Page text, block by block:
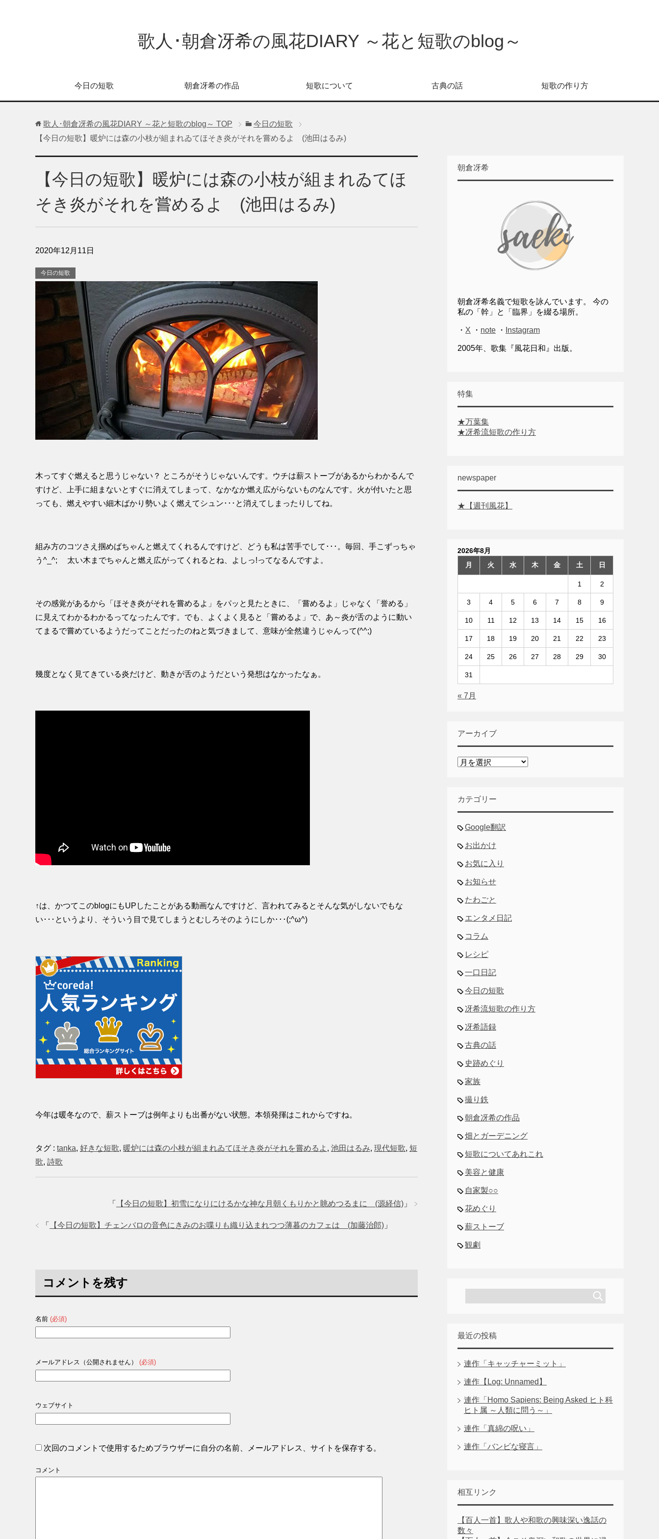
歌人･朝倉冴希の風花DIARY ～花と短歌のblog～
今日の短歌 朝倉冴希の作品 短歌について 古典の話 短歌の作り方
歌人･朝倉冴希の風花DIARY ～花と短歌のblog～ TOP
今日の短歌
【今日の短歌】暖炉には森の小枝が組まれゐてほそき炎がそれを嘗めるよ (池田はるみ)
【今日の短歌】暖炉には森の小枝が組まれゐてほ
そき炎がそれを嘗めるよ (池田はるみ)
2020年12月11日
今日の短歌
木ってすぐ燃えると思うじゃない？ ところがそうじゃないんです。ウチは薪ストーブがあるからわかるんで
すけど、上手に組まないとすぐに消えてしまって、なかなか燃え広がらないものなんです。火が付いたと思
っても、燃えやすい細木ばかり勢いよく燃えてシュン･･･と消えてしまったりしてね。
組み方のコツさえ掴めばちゃんと燃えてくれるんですけど、どうも私は苦手でして･･･。毎回、手こずっちゃ
う^_^; 太い木までちゃんと燃え広がってくれるとね、よしっ!ってなるんですよ。
その感覚があるから「ほそき炎がそれを嘗めるよ」をパッと見たときに、「嘗めるよ」じゃなく「誉める」
に見えてわかるわかるってなったんです。でも、よくよく見ると「嘗めるよ」で、あ～炎が舌のように動い
てまるで嘗めているようだってことだったのねと気づきまして、意味が全然違うじゃんって(^^;)
幾度となく見てきている炎だけど、動きが舌のようだという発想はなかったなぁ。
↑は、かつてこのblogにもUPしたことがある動画なんですけど、言われてみるとそんな気がしないでもな
い･･･というより、そういう目で見てしまうとむしろそのようにしか･･･(;^ω^)
今年は暖冬なので、薪ストーブは例年よりも出番がない状態。本領発揮はこれからですね。
タグ : tanka, 好きな短歌, 暖炉には森の小枝が組まれゐてほそき炎がそれを嘗めるよ , 池田はるみ, 現代短歌, 短
歌, 詩歌
「 【今日の短歌】初雪になりにけるかな神な月朝くもりかと眺めつるまに (源経信) 」
「 【今日の短歌】チェンバロの音色にきみのお喋りも織り込まれつつ薄暮のカフェは (加藤治郎) 」
コメントを残す
名前 (必須)
メールアドレス（公開されません） (必須)
ウェブサイト
次回のコメントで使用するためブラウザーに自分の名前、メールアドレス、サイトを保存する。
コメント
朝倉冴希
朝倉冴希名義で短歌を詠んでいます。 今の
私の「幹」と「臨界」を綴る場所。
・ X ・ note ・ Instagram
2005年、歌集『風花日和』出版。
特集
★万葉集
★冴希流短歌の作り方
newspaper
★【週刊風花】
2026年8月
月
火 水 木 金 土 日
1 2
3 4 5 6 7 8 9
10 11 12 13 14 15 16
17 18 19 20 21 22 23
24 25 26 27 28 29 30
31
« 7月
アーカイブ
ア
ブ
カテゴリー
Google翻訳
お出かけ
お気に入り
お知らせ
たわごと
エンタメ日記
コラム
レシピ
一口日記
今日の短歌
冴希流短歌の作り方
冴希語録
古典の話
史跡めぐり
家族
撮り鉄
朝倉冴希の作品
畑とガーデニング
短歌についてあれこれ
美容と健康
自家製○○
花めぐり
薪ストーブ
観劇
最近の投稿
連作「キャッチャーミット」
連作【Log: Unnamed】
連作「Homo Sapiens: Being Asked ヒト科
ヒト属 ～人類に問う～」
連作「真綿の呪い」
連作「バンビな寝言」
相互リンク
【百人一首】歌人や和歌の興味深い逸話の
数々